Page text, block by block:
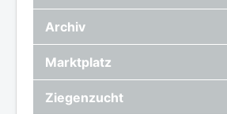
Archiv
Marktplatz
Ziegenzucht